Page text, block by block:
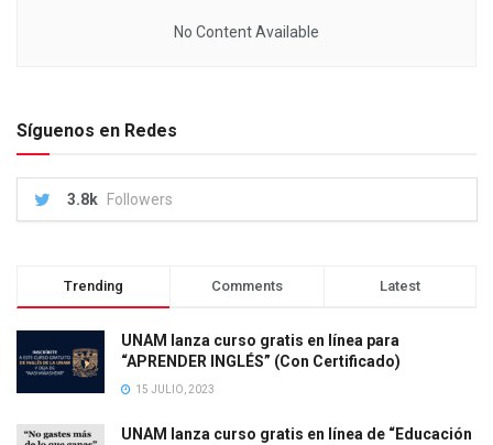
No Content Available
Síguenos en Redes
3.8k Followers
Trending Comments Latest
UNAM lanza curso gratis en línea para
“APRENDER INGLÉS” (Con Certificado)
15 JULIO, 2023
UNAM lanza curso gratis en línea de “Educación